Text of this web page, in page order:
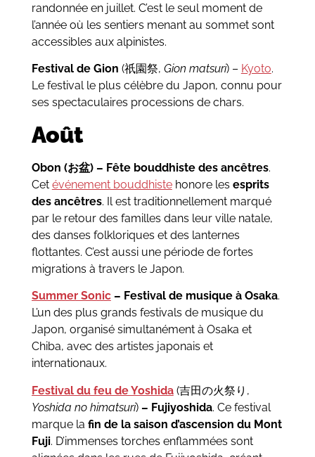
randonnée en juillet. C’est le seul moment de
l’année où les sentiers menant au sommet sont
accessibles aux alpinistes.
Festival de Gion (祇園祭, Gion matsuri) – Kyoto.
Le festival le plus célèbre du Japon, connu pour
ses spectaculaires processions de chars.
Août
Obon (お盆) – Fête bouddhiste des ancêtres.
Cet événement bouddhistehonore les esprits
des ancêtres. Il est traditionnellement marqué
par le retour des familles dans leur ville natale,
des danses folkloriques et des lanternes
flottantes. C’est aussi une période de fortes
migrations à travers le Japon.
Summer Sonic– Festival de musique à Osaka.
L’un des plus grands festivals de musique du
Japon, organisé simultanément à Osaka et
Chiba, avec des artistes japonais et
internationaux.
Festival du feu de Yoshida (吉田の火祭り,
Yoshida no himatsuri)– Fujiyoshida. Ce festival
marque la fin de la saison d’ascension du Mont
Fuji. D’immenses torches enflammées sont